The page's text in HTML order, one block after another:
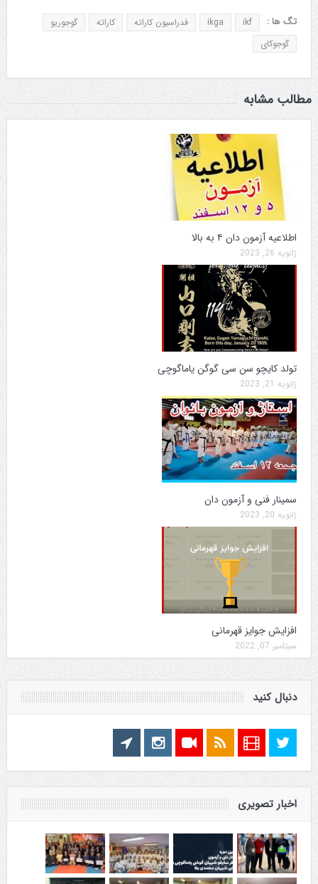
تگ ها : ikf
ikga فدراسیون کاراته کاراته
گوجوریو
گوجوکای
مطالب مشابه
اطلاعیه آزمون دان ۴ به بالا
ژانویه 26, 2023
تولد کایچو سن سی گوگن یاماگوچی
ژانویه 21, 2023
سمینار فنی و آزمون دان
ژانویه 20, 2023
افزایش جوایز قهرمانی
سپتامبر 07, 2022
دنبال کنید
اخبار تصویری